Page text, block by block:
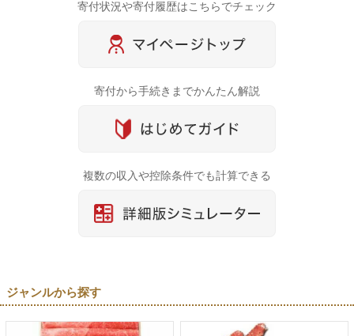
寄付状況や寄付履歴はこちらでチェック
寄付から手続きまでかんたん解説
複数の収入や控除条件でも計算できる
ジャンルから探す